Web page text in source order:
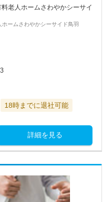
老人ホームさわやかシーサイ
ームさわやかシーサイド鳥羽
18時までに退社可能
詳細を見る